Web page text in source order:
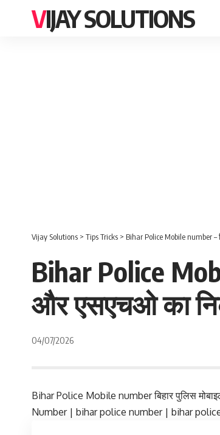
VIJAY SOLUTIONS
Vijay Solutions > Tips Tricks > Bihar Police Mobile number
Bihar Police
और एसएचओ का
04/07/2026
Bihar Police Mobile number बिहार पुलिस
Number | bihar police number | bihar